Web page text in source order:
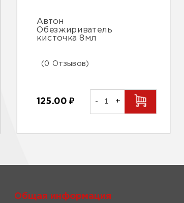
Автон
Обезжириватель
кисточка 8мл
(0 Отзывов)
125.00₽ - +
Общая информация